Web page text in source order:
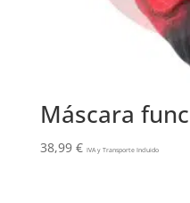
Máscara
38,99 € IVA y Transporte Incluido